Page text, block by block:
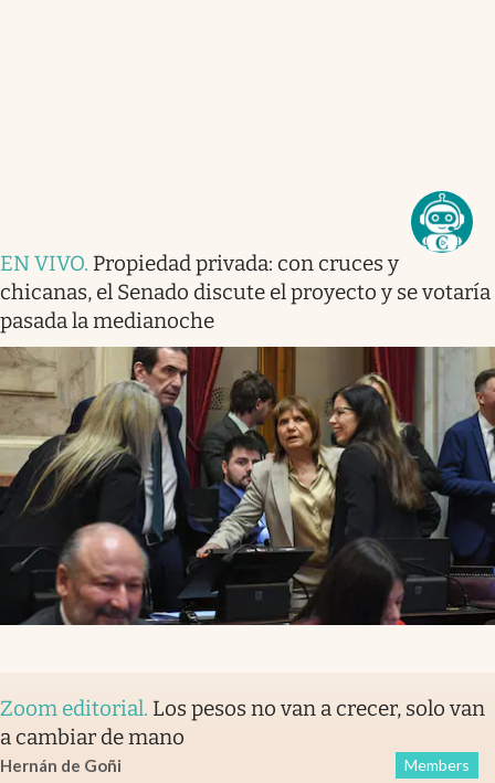
EN VIVO. Propiedad privada: con cruces y
chicanas, el Senado discute el proyecto y se votaría
pasada la medianoche
Zoom editorial. Los pesos no van a crecer, solo van
a cambiar de mano
Hernán de Goñi Members